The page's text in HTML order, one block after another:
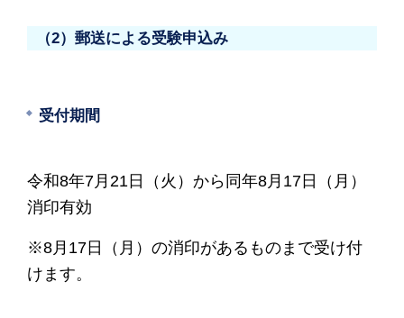
（2）郵送による受験申込み
受付期間
令和8年7月21日（火）から同年8月17日（月）
消印有効
※8月17日（月）の消印があるものまで受け付
けます。